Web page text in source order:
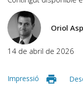
Oriol
14 de abril de 2026
Impressió